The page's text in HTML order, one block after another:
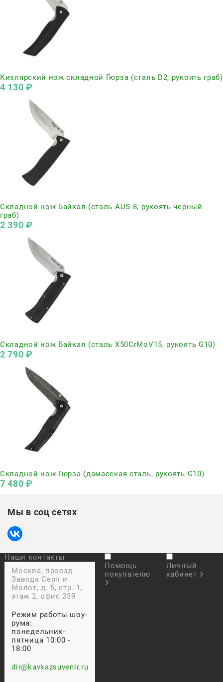
Кизлярский нож складной Гюрза (сталь D2, рукоять граб)
4 130 ₽
Складной нож Байкал (сталь AUS-8, рукоять черный
граб)
2 390 ₽
Складной нож Байкал (сталь Х50CrMoV15, рукоять G10)
2 790 ₽
Складной нож Гюрза (дамасская сталь, рукоять G10)
7 480 ₽
Мы в соц сетях
Наши контакты
Москва, проезд
Завода Серп и
Молот, д. 5, стр. 1,
этаж 2, офис 239
Режим работы шоу-
рума:
понедельник-
пятница 10:00 -
18:00
dir@kavkazsuvenir.ru
Помощь
покупателю
Личный
кабинет